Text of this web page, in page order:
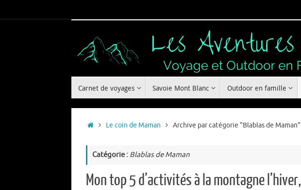
au
Carnet de voyages Savoie Mont Blanc Outdoor en famille
Accueil
Le coin de Maman Archive par catégorie "Blablas de Maman"
Catégorie : Blablas de Maman
Mon top 5 d’activités à la montagne l’hiver,